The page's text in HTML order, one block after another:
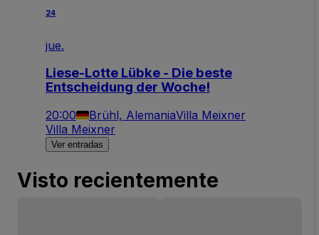
24
jue.
Liese-Lotte Lübke - Die beste
Entscheidung der Woche!
20:00 Brühl, AlemaniaVilla Meixner
Villa Meixner
Ver entradas
Visto recientemente